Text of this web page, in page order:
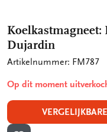
Dujardin
Artikelnummer: FM787
Op dit moment